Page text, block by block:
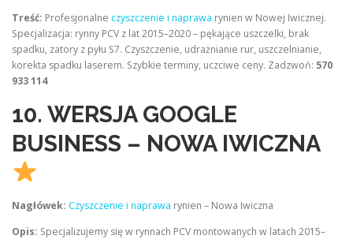
Treść: Profesjonalne czyszczenie i naprawa rynien w Nowej Iwicznej.
Specjalizacja: rynny PCV z lat 2015–2020 – pękające uszczelki, brak
spadku, zatory z pyłu S7. Czyszczenie, udrażnianie rur, uszczelnianie,
korekta spadku laserem. Szybkie terminy, uczciwe ceny. Zadzwoń: 570
933 114
10. WERSJA GOOGLE
BUSINESS – NOWA IWICZNA
Nagłówek: Czyszczenie i naprawa rynien – Nowa Iwiczna
Opis: Specjalizujemy się w rynnach PCV montowanych w latach 2015–